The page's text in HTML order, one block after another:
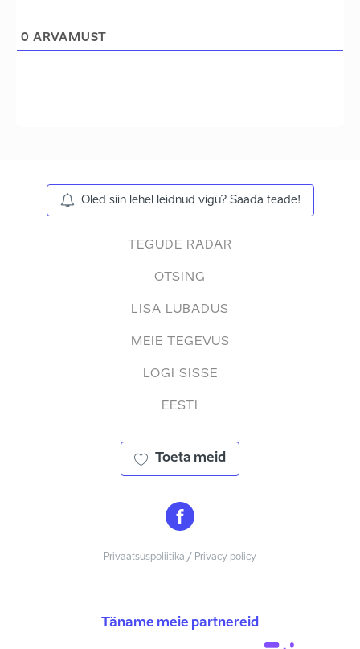
0 ARVAMUST
Oled siin lehel leidnud vigu? Saada teade!
TEGUDE RADAR
OTSING
LISA LUBADUS
MEIE TEGEVUS
LOGI SISSE
EESTI
Toeta meid
Privaatsuspoliitika / Privacy policy
Täname meie partnereid